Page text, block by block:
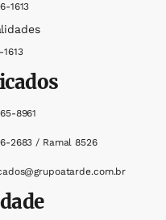
1613
8961
2683 / Ramal 8526